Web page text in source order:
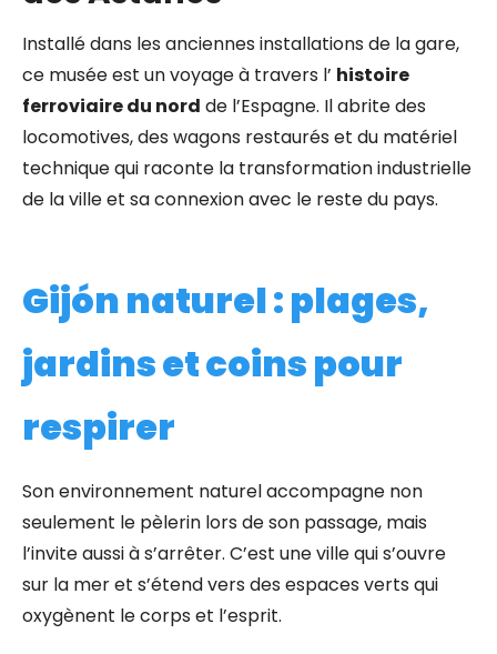
Installé dans les anciennes installations de la gare,
ce musée est un voyage à travers l’ histoire
ferroviaire du nord de l’Espagne. Il abrite des
locomotives, des wagons restaurés et du matériel
technique qui raconte la transformation industrielle
de la ville et sa connexion avec le reste du pays.
Gijón naturel : plages,
jardins et coins pour
respirer
Son environnement naturel accompagne non
seulement le pèlerin lors de son passage, mais
l’invite aussi à s’arrêter. C’est une ville qui s’ouvre
sur la mer et s’étend vers des espaces verts qui
oxygènent le corps et l’esprit.